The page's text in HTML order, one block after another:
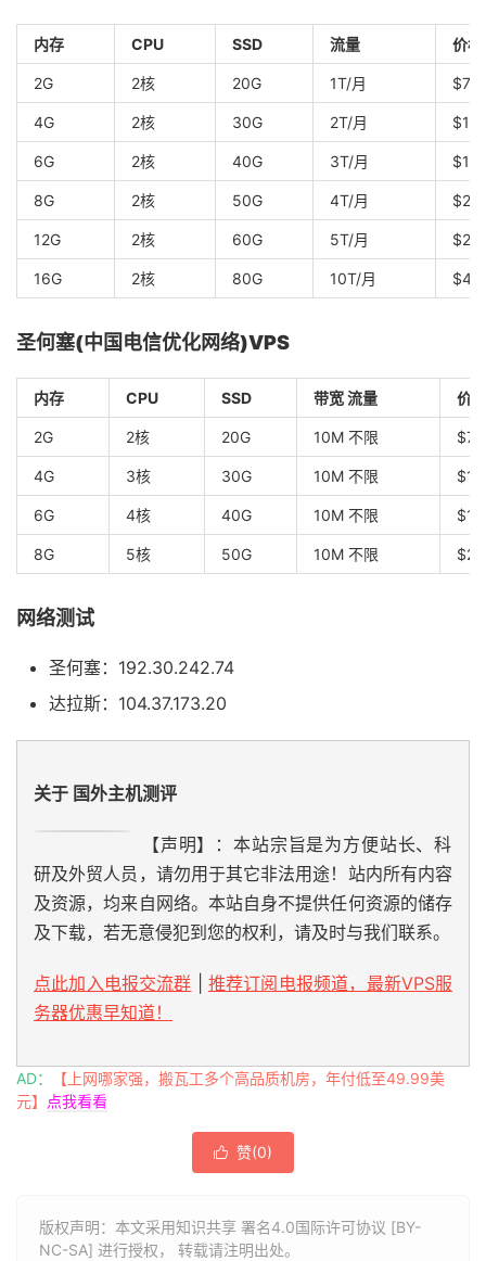
内存 CPU SSD 流量 价格
2G 2核 20G 1T/月 $7/
4G 2核 30G 2T/月
6G 2核 40G 3T/月
8G 2核 50G 4T/月
12G 2核 60G 5T/月
16G 2核 80G 10T/月
圣何塞(中国电信优化网络)VPS
内存 CPU SSD 带宽 流量 价格
2G 2核 20G 10M 不限 $7/
4G 3核 30G 10M 不限
6G 4核 40G 10M 不限
8G 5核 50G 10M 不限
网络测试
圣何塞：192.30.242.74
达拉斯：104.37.173.20
关于 国外主机测评
【声明】：本站宗旨是为方便站长、科
研及外贸人员，请勿用于其它非法用途！站内所有内容
及资源，均来自网络。本站自身不提供任何资源的储存
及下载，若无意侵犯到您的权利，请及时与我们联系。
点此加入电报交流群
推荐订阅电报频道，最新VPS服
务器优惠早知道！
AD：
【上网哪家强，搬瓦工多个高品质机房，年付低至49.99美
元】
点我看看
 赞(0)
版权声明：本文采用知识共享 署名4.0国际许可协议 [BY-
NC-SA] 进行授权， 转载请注明出处。